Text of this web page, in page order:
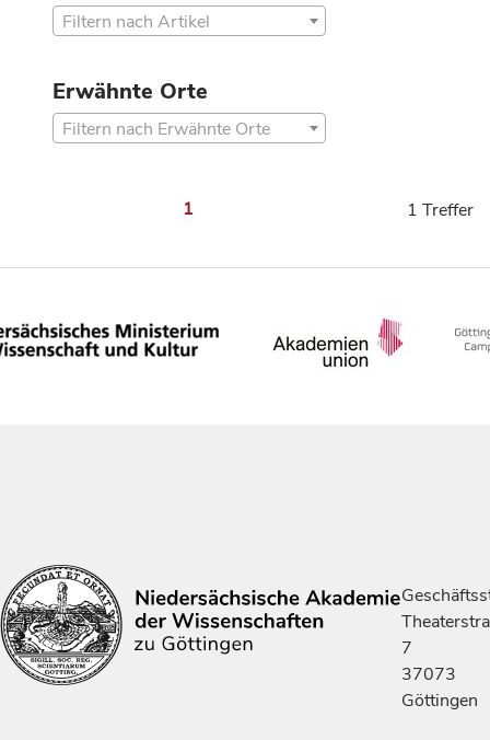
Filtern nach Artikel
Erwähnte Orte
Filtern nach Erwähnte Orte
1 1 Treffer
7
37073
Göttingen